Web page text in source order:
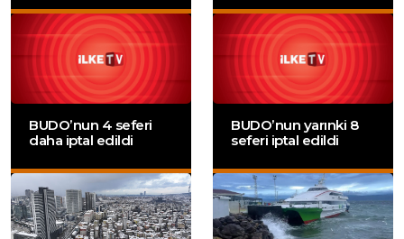
BUDO’nun 4 seferi
daha iptal edildi
BUDO’nun yarınki 8
seferi iptal edildi